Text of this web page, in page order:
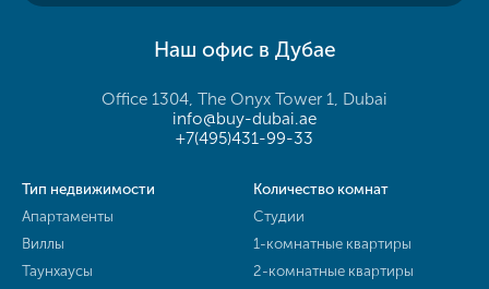
Наш офис в Дубае
Office 1304, The Onyx Tower 1, Dubai
info@buy-dubai.ae
+7(495)431-99-33
Тип недвижимости
Апартаменты
Виллы
Таунхаусы
Количество комнат
Студии
1-комнатные квартиры
2-комнатные квартиры